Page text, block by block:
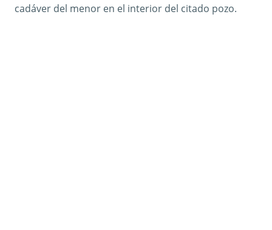
cadáver del menor en el interior del citado pozo.